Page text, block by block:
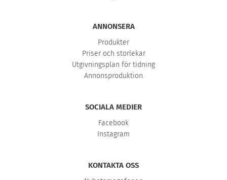
ANNONSERA
Produkter
Priser och storlekar
Utgivningsplan för tidning
Annonsproduktion
SOCIALA MEDIER
Facebook
Instagram
KONTAKTA OSS